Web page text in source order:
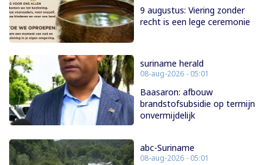
9 augustus: Viering zonder
recht is een lege ceremonie
suriname herald
08-aug-2026 - 05:01
Baasaron: afbouw
brandstofsubsidie op termijn
onvermijdelijk
abc-Suriname
08-aug-2026 - 05:01